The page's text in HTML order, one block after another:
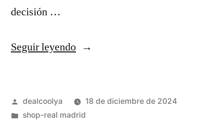
decisión …
Seguir leyendo«chándal
Publicado
por
dealcoolya
18 de diciembre de 2024
Publicado
shop-real madrid